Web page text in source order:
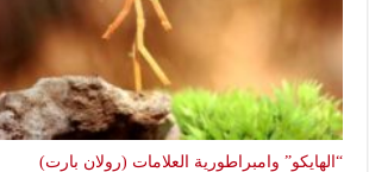
“الهايكو” وامبراطورية العلامات (رولان بارت)